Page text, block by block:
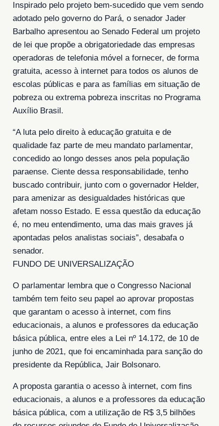
Inspirado pelo projeto bem-sucedido que vem sendo
adotado pelo governo do Pará, o senador Jader
Barbalho apresentou ao Senado Federal um projeto
de lei que propõe a obrigatoriedade das empresas
operadoras de telefonia móvel a fornecer, de forma
gratuita, acesso à internet para todos os alunos de
escolas públicas e para as famílias em situação de
pobreza ou extrema pobreza inscritas no Programa
Auxílio Brasil.
“A luta pelo direito à educação gratuita e de
qualidade faz parte de meu mandato parlamentar,
concedido ao longo desses anos pela população
paraense. Ciente dessa responsabilidade, tenho
buscado contribuir, junto com o governador Helder,
para amenizar as desigualdades históricas que
afetam nosso Estado. E essa questão da educação
é, no meu entendimento, uma das mais graves já
apontadas pelos analistas sociais”, desabafa o
senador.
FUNDO DE UNIVERSALIZAÇÃO
O parlamentar lembra que o Congresso Nacional
também tem feito seu papel ao aprovar propostas
que garantam o acesso à internet, com fins
educacionais, a alunos e professores da educação
básica pública, entre eles a Lei nº 14.172, de 10 de
junho de 2021, que foi encaminhada para sanção do
presidente da República, Jair Bolsonaro.
A proposta garantia o acesso à internet, com fins
educacionais, a alunos e a professores da educação
básica pública, com a utilização de R$ 3,5 bilhões